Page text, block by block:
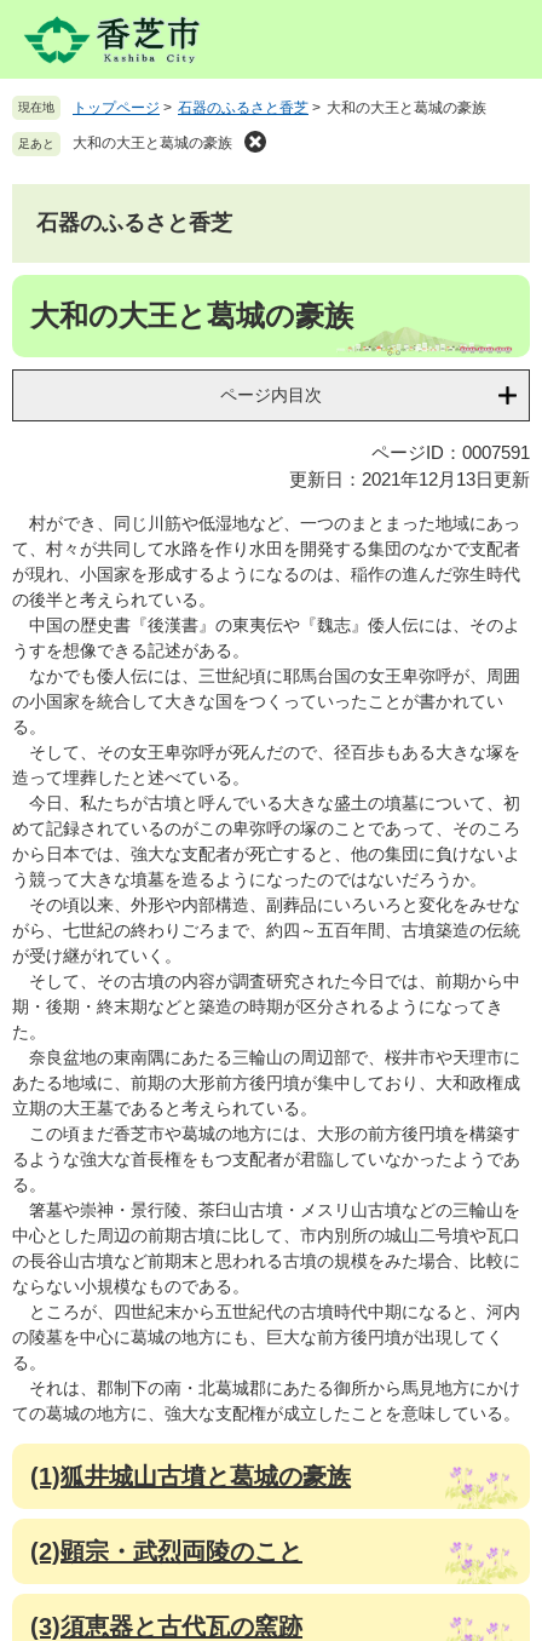
先
頭
す
を
飛
し
文
現在地 トップページ > 石器のふるさと香芝 > 大和の大王と葛城の豪族
足あと 大和の大王と葛城の豪族
石器のふるさと香芝
本
大和の大王と葛城の豪族
ページ内目次
ページID：0007591
更新日：2021年12月13日更新
村ができ、同じ川筋や低湿地など、一つのまとまった地域にあっ
て、村々が共同して水路を作り水田を開発する集団のなかで支配者
が現れ、小国家を形成するようになるのは、稲作の進んだ弥生時代
の後半と考えられている。
中国の歴史書『後漢書』の東夷伝や『魏志』倭人伝には、そのよ
うすを想像できる記述がある。
なかでも倭人伝には、三世紀頃に耶馬台国の女王卑弥呼が、周囲
の小国家を統合して大きな国をつくっていったことが書かれてい
る。
そして、その女王卑弥呼が死んだので、径百歩もある大きな塚を
造って埋葬したと述べている。
今日、私たちが古墳と呼んでいる大きな盛土の墳墓について、初
めて記録されているのがこの卑弥呼の塚のことであって、そのころ
から日本では、強大な支配者が死亡すると、他の集団に負けないよ
う競って大きな墳墓を造るようになったのではないだろうか。
その頃以来、外形や内部構造、副葬品にいろいろと変化をみせな
がら、七世紀の終わりごろまで、約四～五百年間、古墳築造の伝統
が受け継がれていく。
そして、その古墳の内容が調査研究された今日では、前期から中
期・後期・終末期などと築造の時期が区分されるようになってき
た。
奈良盆地の東南隅にあたる三輪山の周辺部で、桜井市や天理市に
あたる地域に、前期の大形前方後円墳が集中しており、大和政権成
立期の大王墓であると考えられている。
この頃まだ香芝市や葛城の地方には、大形の前方後円墳を構築す
るような強大な首長権をもつ支配者が君臨していなかったようであ
る。
箸墓や崇神・景行陵、茶臼山古墳・メスリ山古墳などの三輪山を
中心とした周辺の前期古墳に比して、市内別所の城山二号墳や瓦口
の長谷山古墳など前期末と思われる古墳の規模をみた場合、比較に
ならない小規模なものである。
ところが、四世紀末から五世紀代の古墳時代中期になると、河内
の陵墓を中心に葛城の地方にも、巨大な前方後円墳が出現してく
る。
それは、郡制下の南・北葛城郡にあたる御所から馬見地方にかけ
ての葛城の地方に、強大な支配権が成立したことを意味している。
(1)狐井城山古墳と葛城の豪族
(2)顕宗・武烈両陵のこと
(3)須恵器と古代瓦の窯跡